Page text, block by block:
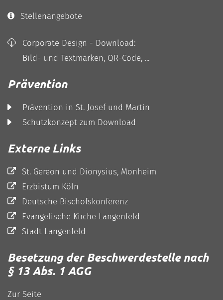
Stellenangebote
Corporate Design - Download:
Bild- und Textmarken, QR-Code, ...
Prävention
Prävention in St. Josef und Martin
Schutzkonzept zum Download
Externe Links
St. Gereon und Dionysius, Monheim
Erzbistum Köln
Deutsche Bischofskonferenz
Evangelische Kirche Langenfeld
Stadt Langenfeld
Besetzung der Beschwerdestelle nach
§ 13 Abs. 1 AGG
Zur Seite